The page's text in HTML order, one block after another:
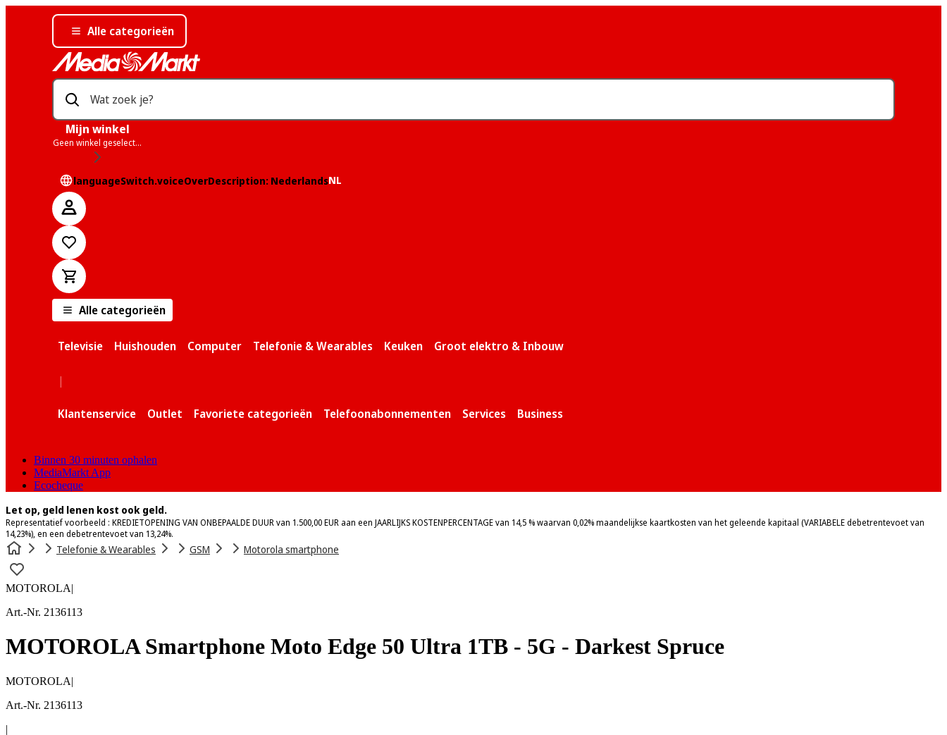
Alle categorieën
Wat zoek je?
Mijn winkel
Geen winkel geselecteerd
languageSwitch.voiceOverDescription: NederlandsNL
Alle categorieën
Televisie Huishouden Computer Telefonie & Wearables Keuken Groot elektro & Inbouw
|
Klantenservice Outlet Favoriete categorieën Telefoonabonnementen Services Business
Binnen 30 minuten ophalen
MediaMarkt App
Ecocheque
Let op, geld lenen kost ook geld.
Representatief voorbeeld : KREDIETOPENING VAN ONBEPAALDE DUUR van 1.500,00 EUR aan een JAARLIJKS KOSTENPERCENTAGE van 14,5 % waarvan 0,02% maandelijkse kaartkosten van het geleende kapitaal (VARIABELE debetrentevoet van
14,23%), en een debetrentevoet van 13,24%.
Telefonie & Wearables GSM Motorola smartphone
MOTOROLA|
Art.-Nr. 2136113
MOTOROLA Smartphone Moto Edge 50 Ultra 1TB - 5G - Darkest Spruce
MOTOROLA|
Art.-Nr. 2136113
|